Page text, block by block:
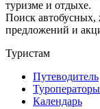
туризме и отдыхе.
Поиск автобусных,
предложений и
Туристам
Путеводитель
Туроператоры
Календарь